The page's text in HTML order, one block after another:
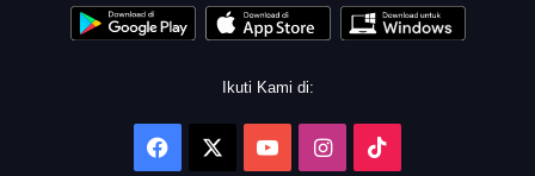
Ikuti Kami di:
Facebook YouTubeInstagram